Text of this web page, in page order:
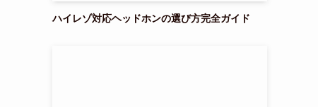
ハイレゾ対応ヘッドホンの選び方完全ガイド